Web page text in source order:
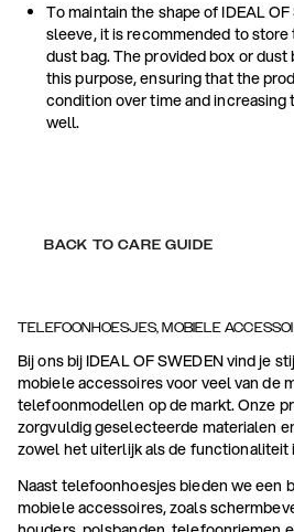
To maintain the shape of IDEAL
sleeve, it is recommended to
dust bag. The provided box or
this purpose, ensuring that the
condition over time and increasing
well.
BACK TO CARE GUIDE
TELEFOONHOESJES, MOBIELE
Bij ons bij IDEAL OF SWEDEN vind je
mobiele accessoires voor veel van de
telefoonmodellen op de markt. Onze
zorgvuldig geselecteerde materialen
zowel het uiterlijk als de functionaliteit
Naast telefoonhoesjes bieden we een
mobiele accessoires, zoals